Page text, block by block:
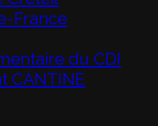
France
du CDI
CANTINE